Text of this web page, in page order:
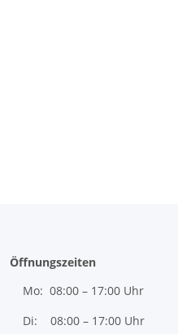
Öffnungszeiten
Mo: 08:00 – 17:00 Uhr
Di: 08:00 – 17:00 Uhr